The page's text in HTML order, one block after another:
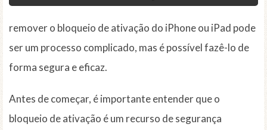
remover o bloqueio de ativação do iPhone ou iPad pode
ser um processo complicado, mas é possível fazê-lo de
forma segura e eficaz.
Antes de começar, é importante entender que o
bloqueio de ativação é um recurso de segurança